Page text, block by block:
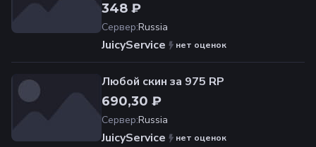
348 ₽
Сервер:Russia
JuicyService нет оценок
Любой скин за 975 RP
690,30 ₽
Сервер:Russia
JuicyService нет оценок